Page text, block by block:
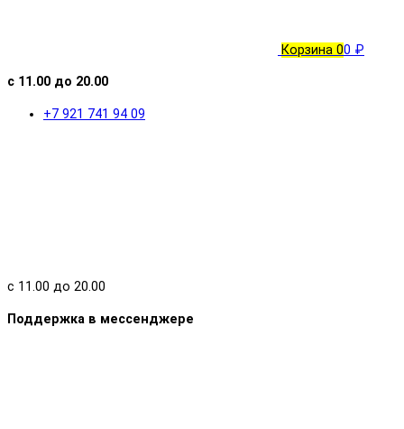
Корзина 00 ₽
с 11.00 до 20.00
+7 921 741 94 09
с 11.00 до 20.00
Поддержка в мессенджере